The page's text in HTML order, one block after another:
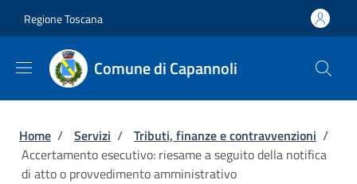
Regione Toscana
Comune di Capannoli
Briciole di pane
Home / Servizi / Tributi, finanze e contravvenzioni /
Accertamento esecutivo: riesame a seguito della notifica
di atto o provvedimento amministrativo